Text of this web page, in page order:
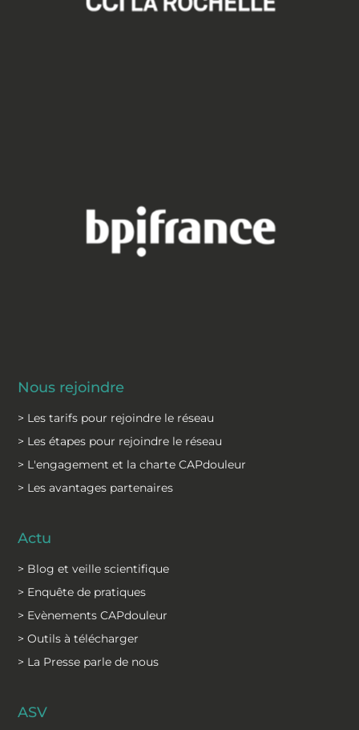
Nous rejoindre
> Les tarifs pour rejoindre le réseau
> Les étapes pour rejoindre le réseau
> L'engagement et la charte CAPdouleur
> Les avantages partenaires
Actu
> Blog et veille scientifique
> Enquête de pratiques
> Evènements CAPdouleur
> Outils à télécharger
> La Presse parle de nous
ASV